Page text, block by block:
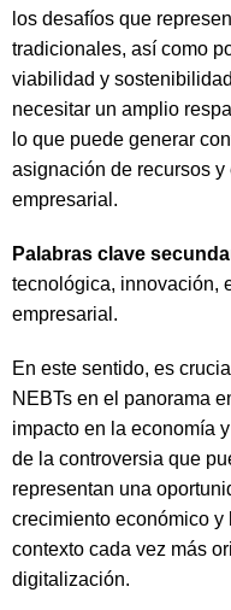
los desafíos que
tradicionales, así como
viabilidad y
necesitar un amplio
lo que puede generar
asignación de recursos
empresarial.
Palabras clave
tecnológica, innovación,
empresarial.
En este sentido, es
NEBTs en el panorama
impacto en la economía
de la controversia que
representan una
crecimiento económico
contexto cada vez más
digitalización.